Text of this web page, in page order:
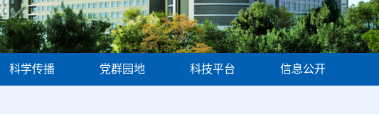
科学传播 党群园地 科技平台 信息公开